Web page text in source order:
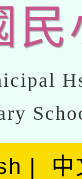
民
中